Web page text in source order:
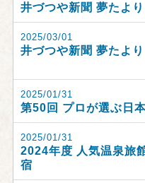
井づつや新聞 夢たよ
2025/03/01
井づつや新聞 夢た
2025/01/31
第50回 プロが選ぶ
2025/01/31
2024年度 人気温泉旅
宿